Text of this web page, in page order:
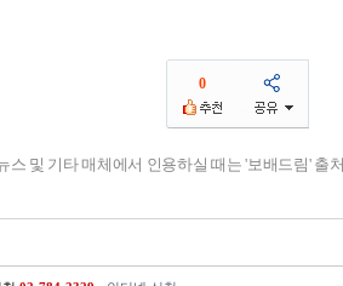
0
스 및 기타 매체에서 인용하실 때는 '보배드림' 출